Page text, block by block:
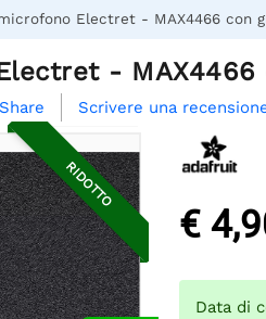
Electret - MAX4466 con
- MAX4466
Share Scrivere una
RIDOTTO
€
Data di